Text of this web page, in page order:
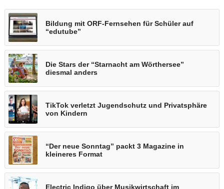
Bildung mit ORF-Fernsehen für Schüler auf
“edutube”
Die Stars der “Starnacht am Wörthersee”
diesmal anders
TikTok verletzt Jugendschutz und Privatsphäre
von Kindern
“Der neue Sonntag” packt 3 Magazine in
kleineres Format
Electric Indigo über Musikwirtschaft im